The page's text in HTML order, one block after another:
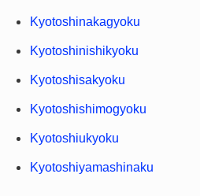
Kyotoshinakagyoku
Kyotoshinishikyoku
Kyotoshisakyoku
Kyotoshishimogyoku
Kyotoshiukyoku
Kyotoshiyamashinaku